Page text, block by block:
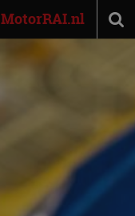
MotorRAI.nl